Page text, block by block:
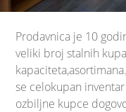
Prodavnica je 10
veliki broj stalnih
se celokupan
ozbiljne kupce